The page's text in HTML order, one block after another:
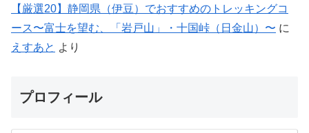
【厳選20】静岡県（伊豆）でおすすめのトレッキングコ
ース〜富士を望む、「岩戸山」・十国峠（日金山）〜 に
えすあと より
プロフィール